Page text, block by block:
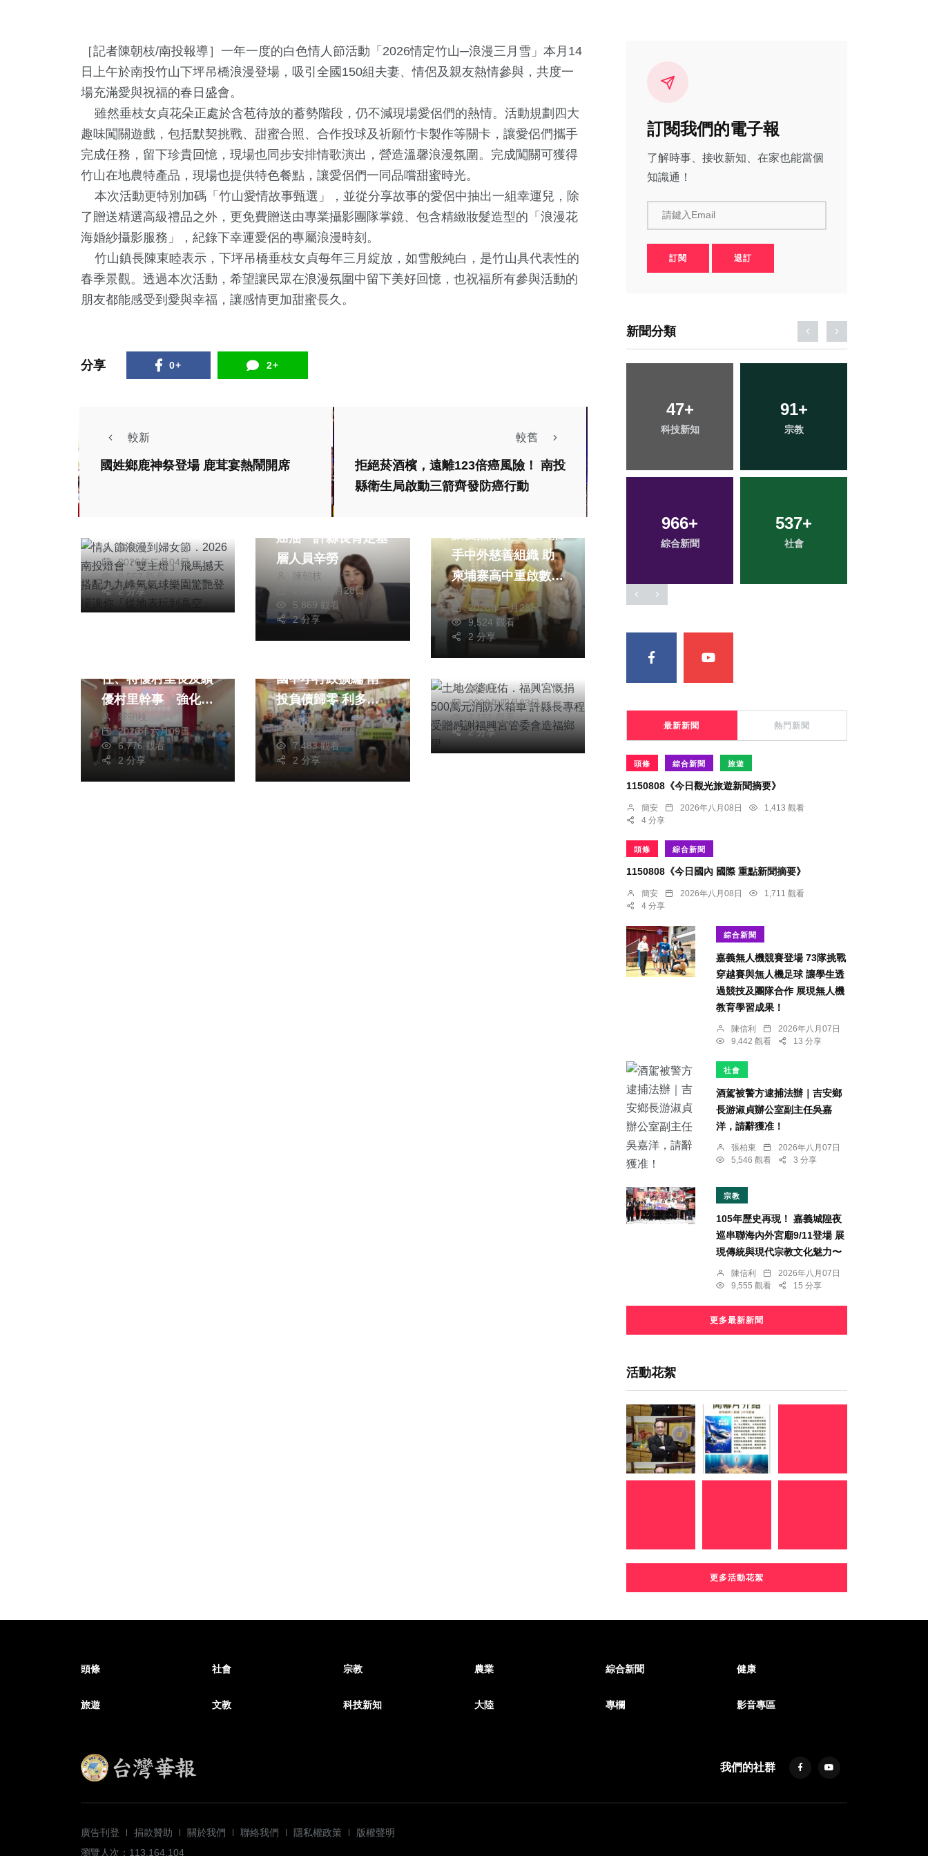
［記者陳朝枝/南投報導］一年一度的白色情人節活動「2026情定竹山─浪漫三月雪」本月14
日上午於南投竹山下坪吊橋浪漫登場，吸引全國150組夫妻、情侶及親友熱情參與，共度一
場充滿愛與祝福的春日盛會。
雖然垂枝女貞花朵正處於含苞待放的蓄勢階段，仍不減現場愛侶們的熱情。活動規劃四大
趣味闖關遊戲，包括默契挑戰、甜蜜合照、合作投球及祈願竹卡製作等關卡，讓愛侶們攜手
完成任務，留下珍貴回憶，現場也同步安排情歌演出，營造溫馨浪漫氛圍。完成闖關可獲得
竹山在地農特產品，現場也提供特色餐點，讓愛侶們一同品嚐甜蜜時光。
本次活動更特別加碼「竹山愛情故事甄選」，並從分享故事的愛侶中抽出一組幸運兒，除
了贈送精選高級禮品之外，更免費贈送由專業攝影團隊掌鏡、包含精緻妝髮造型的「浪漫花
海婚紗攝影服務」，紀錄下幸運愛侶的專屬浪漫時刻。
竹山鎮長陳東睦表示，下坪吊橋垂枝女貞每年三月綻放，如雪般純白，是竹山具代表性的
春季景觀。透過本次活動，希望讓民眾在浪漫氛圍中留下美好回憶，也祝福所有參與活動的
朋友都能感受到愛與幸福，讓感情更加甜蜜長久。
分享 0+ 2+
較新
國姓鄉鹿神祭登場 鹿茸宴熱鬧開席
較舊
拒絕菸酒檳，遠離123倍癌風險！ 南投
縣衛生局啟動三箭齊發防癌行動
頭條 旅遊
搭配九九峰氦氣球樂
園驚艷登場讓你「從
地表玩到高空」
陳朝枝
2026年二月04日
8,557 觀看
2 分享
稽查人員每日檢測致
癌油 許縣長肯定基
層人員辛勞
陳朝枝
2026年七月20日
5,869 觀看
2 分享
讓愛無國界！暨大攜
手中外慈善組織 助
柬埔寨高中重啟數位
教育門戶
陳朝枝
2026年一月23日
9,524 觀看
2 分享
任、特優村里長及績
優村里幹事 強化基
層防災疏散能力
陳朝枝
2026年六月09日
6,776 觀看
2 分享
國中小行政擴編 南
投負債歸零 利多政
策加碼！
陳朝枝
2026年三月18日
7,483 觀看
2 分享
頭條 社會
土地公婆庇佑．福興
受贈感謝福興宮管委
會造福鄉里
陳朝枝
2026年四月23日
7,151 觀看
2 分享
訂閱我們的電子報
了解時事、接收新知、在家也能當個
知識通！
請鍵入Email
訂閱 退訂
新聞分類
專欄
101 47+
科技新知
91+
宗教
966+
綜合新聞
537+
社會
320+
文教
70+
頭條
219+
旅遊
158+
專欄
最新新聞 熱門新聞
頭條 綜合新聞 旅遊
1150808《今日觀光旅遊新聞摘要》
簡安 2026年八月08日
1,413 觀看
4 分享
頭條 綜合新聞
1150808《今日國內 國際 重點新聞摘要》
簡安 2026年八月08日
1,711 觀看
4 分享
綜合新聞
嘉義無人機競賽登場 73隊挑戰
穿越賽與無人機足球 讓學生透
過競技及團隊合作 展現無人機
教育學習成果！
陳信利
2026年八月07日
9,442 觀看
13 分享
社會
酒駕被警方逮捕法辦｜吉安鄉
長游淑貞辦公室副主任吳嘉
洋，請辭獲准！
張柏東
2026年八月07日
5,546 觀看
3 分享
宗教
105年歷史再現！ 嘉義城隍夜
巡串聯海內外宮廟9/11登場 展
現傳統與現代宗教文化魅力〜
陳信利
2026年八月07日
9,555 觀看
15 分享
更多最新新聞
活動花絮
更多活動花絮
頭條 社會 宗教 農業 綜合新聞 健康
旅遊 文教 科技新知 大陸 專欄 影音專區
我們的社群
廣告刊登 捐款贊助 關於我們 聯絡我們 隱私權政策
版權聲明
瀏覽人次：113,164,104